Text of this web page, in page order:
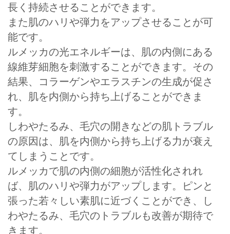
長く持続させることができます。
また肌のハリや弾力をアップさせることが可
能です。
ルメッカの光エネルギーは、肌の内側にある
線維芽細胞を刺激することができます。その
結果、コラーゲンやエラスチンの生成が促さ
れ、肌を内側から持ち上げることができま
す。
しわやたるみ、毛穴の開きなどの肌トラブル
の原因は、肌を内側から持ち上げる力が衰え
てしまうことです。
ルメッカで肌の内側の細胞が活性化されれ
ば、肌のハリや弾力がアップします。ピンと
張った若々しい素肌に近づくことができ、し
わやたるみ、毛穴のトラブルも改善が期待で
きます。